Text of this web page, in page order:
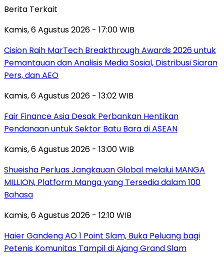
Berita Terkait
Kamis, 6 Agustus 2026 - 17:00 WIB
Cision Raih MarTech Breakthrough Awards 2026 untuk
Pemantauan dan Analisis Media Sosial, Distribusi Siaran
Pers, dan AEO
Kamis, 6 Agustus 2026 - 13:02 WIB
Fair Finance Asia Desak Perbankan Hentikan
Pendanaan untuk Sektor Batu Bara di ASEAN
Kamis, 6 Agustus 2026 - 13:00 WIB
Shueisha Perluas Jangkauan Global melalui MANGA
MILLION, Platform Manga yang Tersedia dalam 100
Bahasa
Kamis, 6 Agustus 2026 - 12:10 WIB
Haier Gandeng AO 1 Point Slam, Buka Peluang bagi
Petenis Komunitas Tampil di Ajang Grand Slam